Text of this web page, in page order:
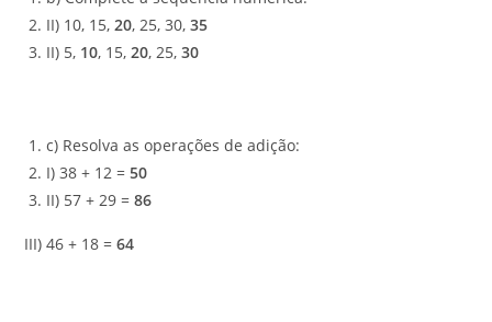
II) 10, 15,20, 25, 30,35
II) 5, 10, 15,20, 25,30
c) Resolva as operações de adição:
I) 38 + 12 =50
II) 57 + 29 =86
III) 46 + 18 =64